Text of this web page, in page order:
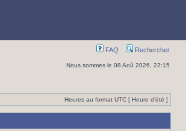
FAQ Rechercher
Nous sommes le 08 Aoû 2026, 22:15
Heures au format UTC [ Heure d’été ]